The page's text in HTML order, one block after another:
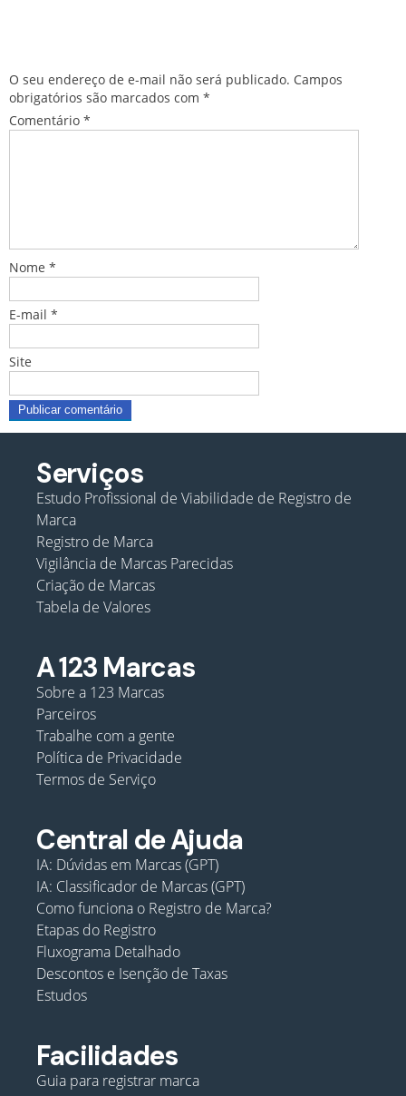
O seu endereço de e-mail não será publicado. Campos
obrigatórios são marcados com *
Comentário *
Nome *
E-mail *
Site
Serviços
Estudo Profissional de Viabilidade de Registro de
Marca
Registro de Marca
Vigilância de Marcas Parecidas
Criação de Marcas
Tabela de Valores
A 123 Marcas
Sobre a 123 Marcas
Parceiros
Trabalhe com a gente
Política de Privacidade
Termos de Serviço
Central de Ajuda
IA: Dúvidas em Marcas (GPT)
IA: Classificador de Marcas (GPT)
Como funciona o Registro de Marca?
Etapas do Registro
Fluxograma Detalhado
Descontos e Isenção de Taxas
Estudos
Facilidades
Guia para registrar marca